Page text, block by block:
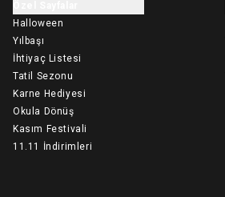
Halloween
Yılbaşı
İhtiyaç Listesi
Tatil Sezonu
Karne Hediyesi
Okula Dönüş
Kasım Festivali
11.11 İndirimleri